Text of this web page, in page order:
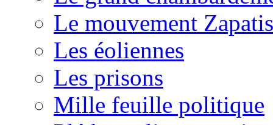
Le mouvement
Les éoliennes
Les prisons
Mille feuille politique